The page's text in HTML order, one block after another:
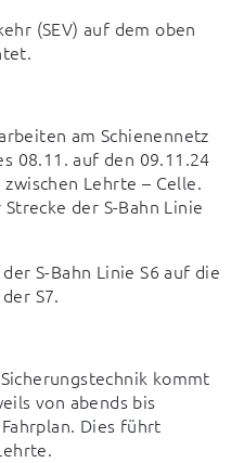
(SEV) auf dem oben
am Schienennetz
08.11. auf den 09.11.24
Lehrte – Celle.
der S-Bahn Linie
S-Bahn Linie S6 auf die
S7.
kommt
von abends bis
Dies führt